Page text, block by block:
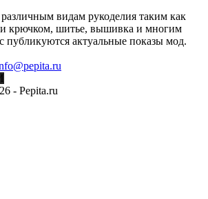
видам рукоделия таким как
крючком, шитье, вышивка и многим
публикуются актуальные показы мод.
- Pepita.ru